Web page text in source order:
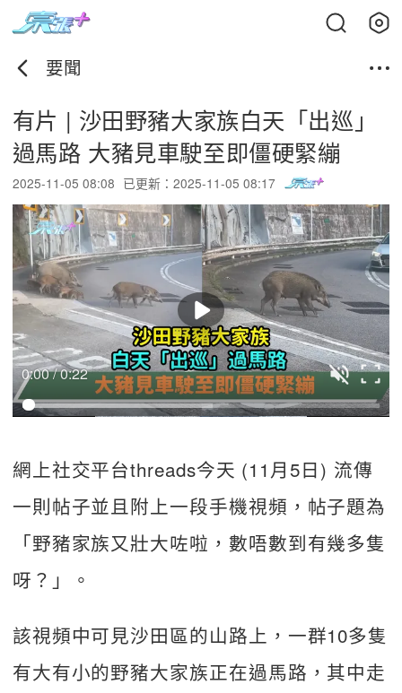
要聞
有片 | 沙田野豬大家族白天「出巡」
過馬路 大豬見車駛至即僵硬緊繃
2025-11-05 08:08 已更新：2025-11-05 08:17
0:00 / 0:22
網上社交平台threads今天 (11月5日) 流傳
一則帖子並且附上一段手機視頻，帖子題為
「野豬家族又壯大咗啦，數唔數到有幾多隻
呀？」。
該視頻中可見沙田區的山路上，一群10多隻
有大有小的野豬大家族正在過馬路，其中走